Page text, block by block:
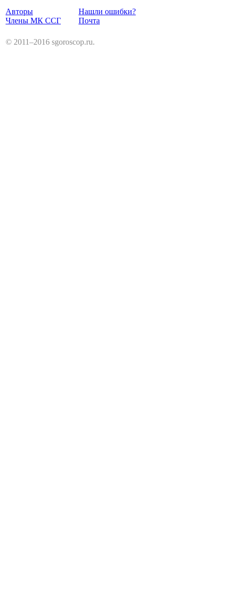
Авторы
Члены МК ССГ
Нашли ошибки?
Почта
© 2011–2016 sgoroscop.ru.